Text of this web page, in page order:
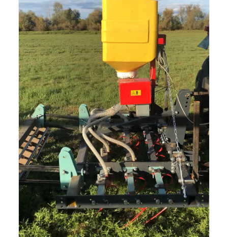
Zoom sur le travail des dents en prairie. La herse
lève uniquement les résidus de végétaux mais
n’attaque pas la prairie en place.